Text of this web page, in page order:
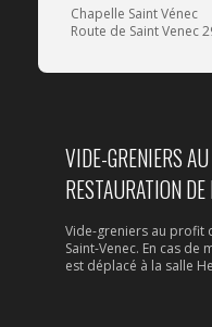
Chapelle Saint Vénec
Route de Saint Venec
VIDE-GRENIERS
RESTAURATION
Vide-greniers au profit
Saint-Venec. En cas
est déplacé à la salle